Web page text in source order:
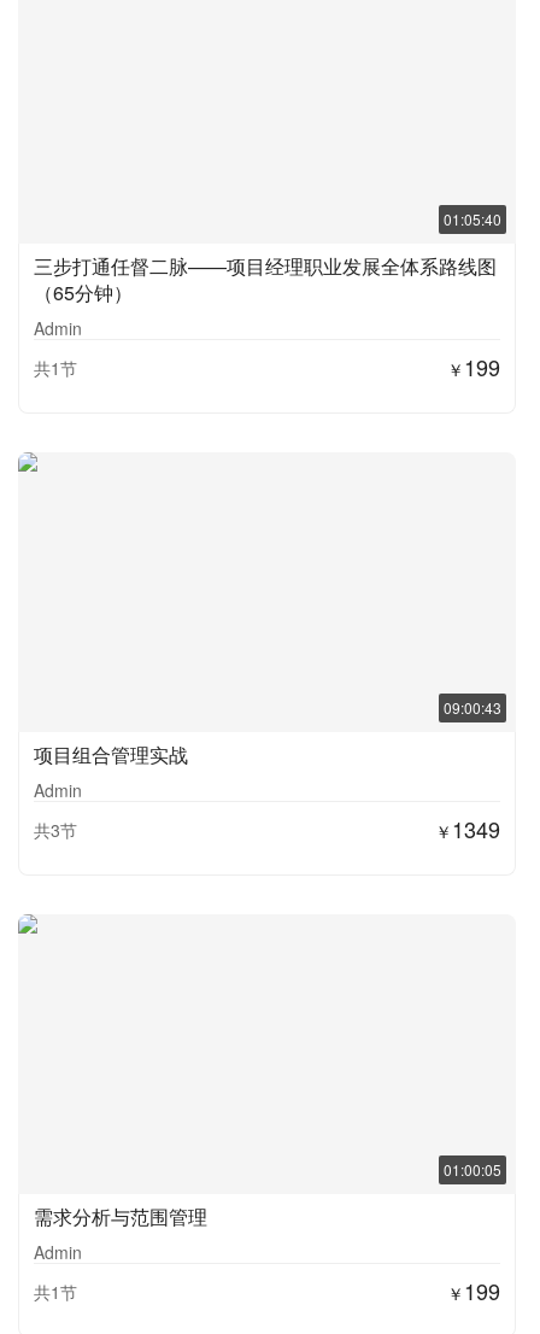
01:05:40
三步打通任督二脉——项目经理职业发展全体系路线图
（65分钟）
Admin
共1节
￥ 199
09:00:43
项目组合管理实战
Admin
共3节
￥ 1349
01:00:05
需求分析与范围管理
Admin
共1节
￥ 199